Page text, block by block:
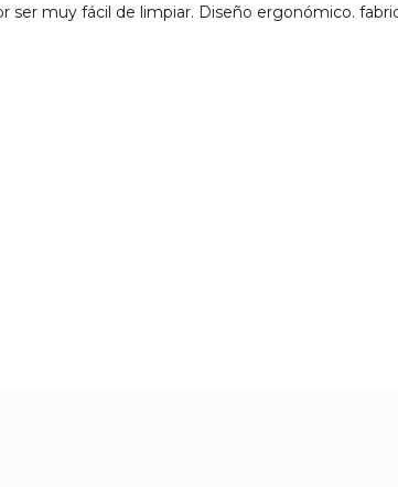
muy fácil de limpiar. Diseño ergonómico.